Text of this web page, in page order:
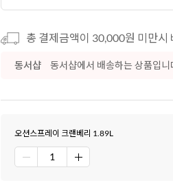
총 결제금액이 30,000원 미만
동서샵 동서샵에서 배송하는 상품입니
오션스프레이 크랜베리 1.89L